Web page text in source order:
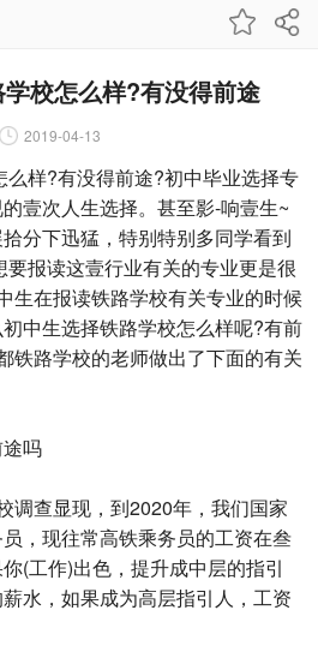
校怎么样?有没得前途
2019-04-13
样?有没得前途?初中毕业选择专
壹次人生选择。甚至影-响壹生~
分下迅猛，特别特别多同学看到
报读这壹行业有关的专业更是很
生在报读铁路学校有关专业的时候
中生选择铁路学校怎么样呢?有前
铁路学校的老师做出了下面的有关
吗
查显现，到2020年，我们国家
，现往常高铁乘务员的工资在叁
(工作)出色，提升成中层的指引
水，如果成为高层指引人，工资